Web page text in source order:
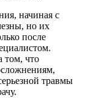
начиная с
но их
после
том, что
травмы